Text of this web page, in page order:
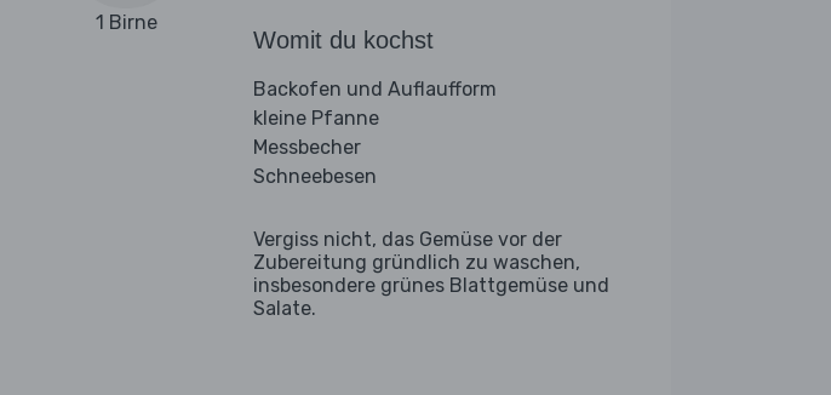
1 Birne
Womit du kochst
Backofen und Auflaufform
kleine Pfanne
Messbecher
Schneebesen
Vergiss nicht, das Gemüse vor der
Zubereitung gründlich zu waschen,
insbesondere grünes Blattgemüse und
Salate.